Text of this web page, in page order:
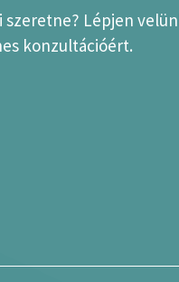
Lépjen
konzultációért.